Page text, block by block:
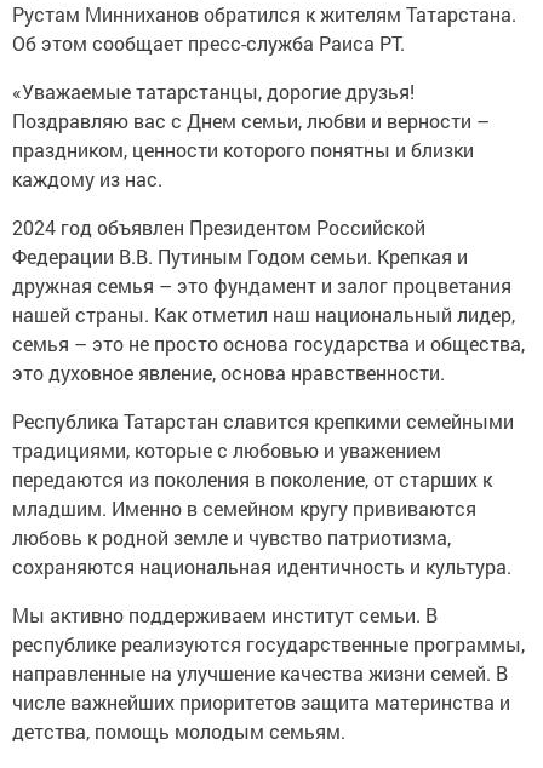
Рустам Минниханов обратился к жителям Татарстана.
Об этом сообщает пресс-служба Раиса РТ.
«Уважаемые татарстанцы, дорогие друзья!
Поздравляю вас с Днем семьи, любви и верности –
праздником, ценности которого понятны и близки
каждому из нас.
2024 год объявлен Президентом Российской
Федерации В.В. Путиным Годом семьи. Крепкая и
дружная семья – это фундамент и залог процветания
нашей страны. Как отметил наш национальный лидер,
семья – это не просто основа государства и общества,
это духовное явление, основа нравственности.
Республика Татарстан славится крепкими семейными
традициями, которые с любовью и уважением
передаются из поколения в поколение, от старших к
младшим. Именно в семейном кругу прививаются
любовь к родной земле и чувство патриотизма,
сохраняются национальная идентичность и культура.
Мы активно поддерживаем институт семьи. В
республике реализуются государственные программы,
направленные на улучшение качества жизни семей. В
числе важнейших приоритетов защита материнства и
детства, помощь молодым семьям.